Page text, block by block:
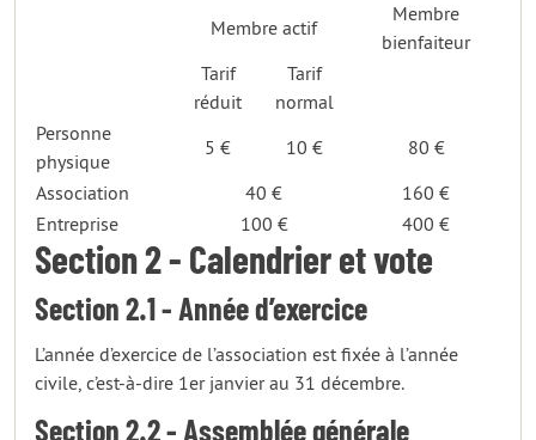
Membre actif
Membre
bienfaiteur
Tarif
réduit
Tarif
normal
Personne
physique
5 € 10 €
80 €
Association
40 €
160 €
Entreprise
100 € 400 €
Section 2 - Calendrier et vote
Section 2.1 - Année d’exercice
L’année d’exercice de l’association est fixée à l’année
civile, c’est-à-dire 1er janvier au 31 décembre.
Section 2.2 - Assemblée générale